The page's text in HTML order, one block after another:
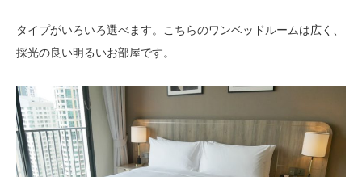
タイプがいろいろ選べます。こちらのワンベッドルームは広く、
採光の良い明るいお部屋です。